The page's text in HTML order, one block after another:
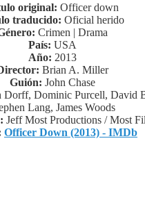
original: Officer down
traducido: Oficial herido
Crimen | Drama
País: USA
Año: 2013
Brian A. Miller
Guión: John Chase
Dorff, Dominic Purcell, David
Lang, James Woods
Jeff Most Productions / Most
Officer Down (2013) - IMDb